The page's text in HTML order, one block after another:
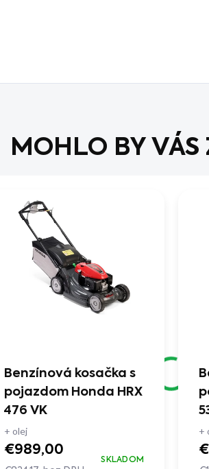
MOHLO BY
Benzínová kosačka s
pojazdom Honda HRX
476 VK
+ olej
€989,00
SKLADOM
+